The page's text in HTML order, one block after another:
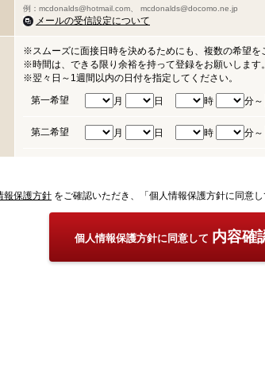
例：mcdonalds@hotmail.com、 mcdonalds@docomo.ne.jp
メールの受信設定について
※スムーズに面接日時を決めるためにも、複数の希望を
※時間は、できる限り余裕を持って登録をお願いします。
※翌々日～1週間以内の日付を指定してください。
第一希望
月 日 時 分～
第二希望 月 日 時 分～
報保護方針 をご確認いただき、「個人情報保護方針に同意
個人情報保護方針に同意して 内容確